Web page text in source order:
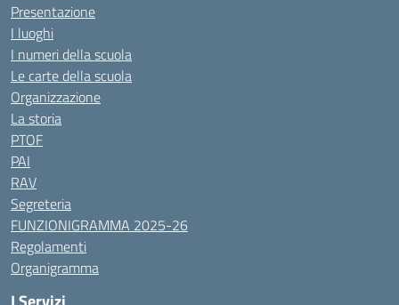
Presentazione
I luoghi
I numeri della scuola
Le carte della scuola
Organizzazione
La storia
PTOF
PAI
RAV
Segreteria
FUNZIONIGRAMMA 2025-26
Regolamenti
Organigramma